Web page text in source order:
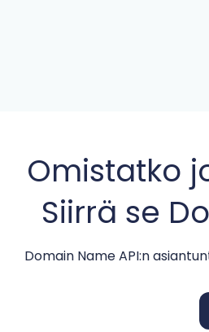
Omistatko
Siirrä se
Domain Name API:n